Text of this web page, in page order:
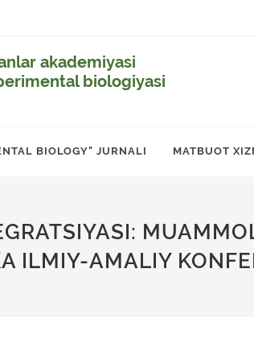
akademiyasi
biologiyasi
BIOLOGY" JURNALI MATBUOT
ILMIY-AMALIY